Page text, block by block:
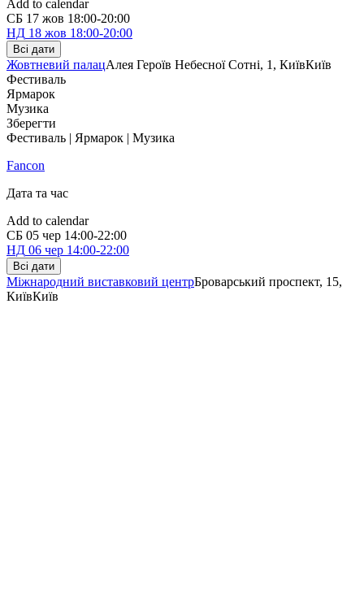
Add to calendar
СБ 17 жов 18:00-20:00
НД 18 жов 18:00-20:00
Всі дати
Жовтневий палацАлея Героїв Небесної Сотні, 1, КиївКиїв
Фестиваль
Ярмарок
Музика
Зберегти
Фестиваль | Ярмарок | Музика
Fancon
Дата та час
Add to calendar
СБ 05 чер 14:00-22:00
НД 06 чер 14:00-22:00
Всі дати
Міжнародний виставковий центрБроварський проспект, 15,
КиївКиїв